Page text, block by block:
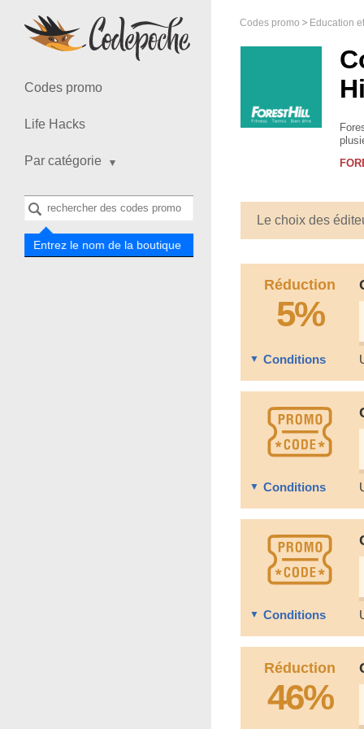
Codes promo
Life Hacks
Par catégorie
Entrez le nom de la boutique
Codes promo Education
Le choix des
Réduction
5%
Conditions
Conditions
Conditions
Réduction
46%